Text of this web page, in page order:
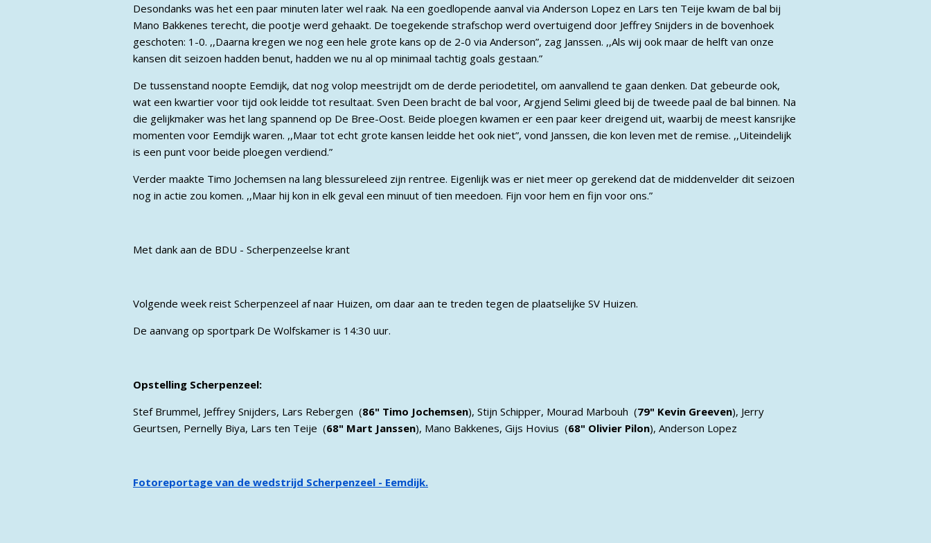
Desondanks was het een paar minuten later wel raak. Na een goedlopende aanval via Anderson Lopez en Lars ten Teije kwam de bal bij
Mano Bakkenes terecht, die pootje werd gehaakt. De toegekende strafschop werd overtuigend door Jeffrey Snijders in de bovenhoek
geschoten: 1-0. ,,Daarna kregen we nog een hele grote kans op de 2-0 via Anderson”, zag Janssen. ,,Als wij ook maar de helft van onze
kansen dit seizoen hadden benut, hadden we nu al op minimaal tachtig goals gestaan.”
De tussenstand noopte Eemdijk, dat nog volop meestrijdt om de derde periodetitel, om aanvallend te gaan denken. Dat gebeurde ook,
wat een kwartier voor tijd ook leidde tot resultaat. Sven Deen bracht de bal voor, Argjend Selimi gleed bij de tweede paal de bal binnen. Na
die gelijkmaker was het lang spannend op De Bree-Oost. Beide ploegen kwamen er een paar keer dreigend uit, waarbij de meest kansrijke
momenten voor Eemdijk waren. ,,Maar tot echt grote kansen leidde het ook niet”, vond Janssen, die kon leven met de remise. ,,Uiteindelijk
is een punt voor beide ploegen verdiend.”
Verder maakte Timo Jochemsen na lang blessureleed zijn rentree. Eigenlijk was er niet meer op gerekend dat de middenvelder dit seizoen
nog in actie zou komen. ,,Maar hij kon in elk geval een minuut of tien meedoen. Fijn voor hem en fijn voor ons.”
Met dank aan de BDU - Scherpenzeelse krant
Volgende week reist Scherpenzeel af naar Huizen, om daar aan te treden tegen de plaatselijke SV Huizen.
De aanvang op sportpark De Wolfskamer is 14:30 uur.
Opstelling Scherpenzeel:
Stef Brummel, Jeffrey Snijders, Lars Rebergen (86" Timo Jochemsen), Stijn Schipper, Mourad Marbouh (79" Kevin Greeven), Jerry
Geurtsen, Pernelly Biya, Lars ten Teije (68" Mart Janssen), Mano Bakkenes, Gijs Hovius (68" Olivier Pilon), Anderson Lopez
Fotoreportage van de wedstrijd Scherpenzeel - Eemdijk.